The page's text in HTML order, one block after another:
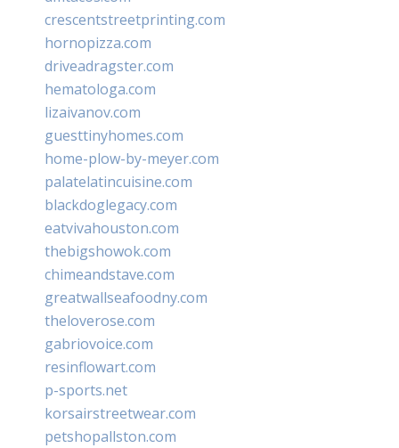
crescentstreetprinting.com
hornopizza.com
driveadragster.com
hematologa.com
lizaivanov.com
guesttinyhomes.com
home-plow-by-meyer.com
palatelatincuisine.com
blackdoglegacy.com
eatvivahouston.com
thebigshowok.com
chimeandstave.com
greatwallseafoodny.com
theloverose.com
gabriovoice.com
resinflowart.com
p-sports.net
korsairstreetwear.com
petshopallston.com